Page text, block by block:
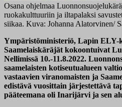
Osana ohjelmaa
ruokakulttuuriin ja iltapalaksi
siikaa. Kuva: Johanna Alatorvinen/
Ympäristöministeriö, Lapin ELY-
Saamelaiskäräjät kokoontuivat
Nellimissä 10.-11.8.2022.
saamelaisten kotiseutualueen
vastaavien viranomaisten ja
edistävä vuosittain järjestettävä
pääteemana oli Inarijärvi ja sen